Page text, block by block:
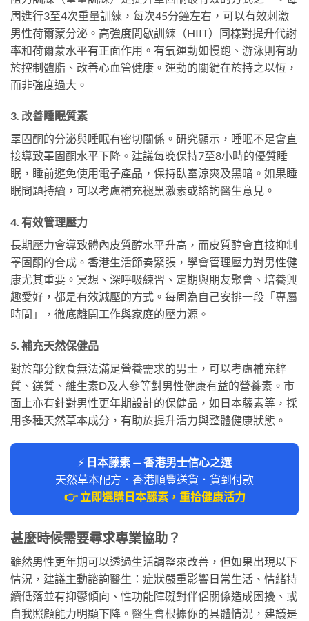
周進行3至4次重量訓練，每次45分鐘左右，可以有效刺激
男性荷爾蒙分泌。高強度間歇訓練（HIIT）同樣對提升代謝
率和荷爾蒙水平有正面作用。有氧運動如慢跑、游泳則有助
於控制體脂、改善心血管健康。運動的關鍵在於持之以恆，
而非強度過大。
3. 改善睡眠質素
睪固酮的分泌與睡眠有密切關係。研究顯示，睡眠不足會直
接導致睪固酮水平下降。建議每晚保持7至8小時的優質睡
眠，睡前避免使用電子產品，保持臥室涼爽及黑暗。如果睡
眠問題持續，可以考慮補充褪黑激素或諮詢醫生意見。
4. 有效管理壓力
長期壓力會導致體內皮質醇水平升高，而皮質醇會直接抑制
睪固酮的合成。香港生活節奏緊張，學會管理壓力對男性健
康尤其重要。冥想、深呼吸練習、定期與朋友聚會、培養興
趣愛好，都是有效減壓的方式。每周為自己安排一段「專屬
時間」，徹底離開工作與家庭的壓力源。
5. 補充天然保健品
對於部分飲食無法滿足營養需求的男士，可以考慮補充鋅
質、鎂質、維生素D及人參等對男性健康有益的營養素。市
面上亦有針對男性更年期設計的保健品，如日本藤素等，採
用多種天然草本成分，有助於提升活力與整體健康狀態。
⚡ 日本藤素 — 香港男士信心之選
天然草本配方．香港順豐送貨．貨到付款
👉 立即選購日本藤素，重拾健康活力
甚麼時候需要尋求專業協助？
雖然男性更年期可以透過生活調整來改善，但如果出現以下
情況，建議主動諮詢醫生：症狀嚴重影響日常生活、情緒持
續低落並有抑鬱傾向、性功能障礙對伴侶關係造成困擾、或
自我照顧能力明顯下降。醫生會根據你的具體情況，建議是